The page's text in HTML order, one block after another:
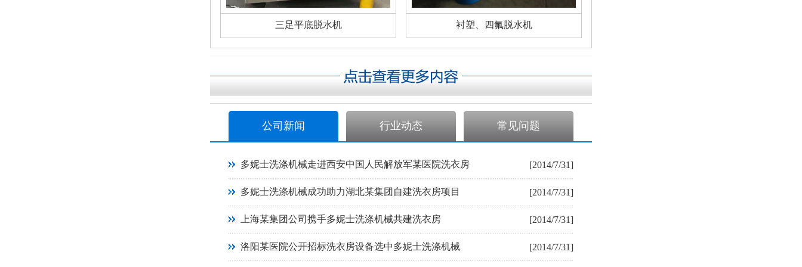
三足平底脱水机 衬塑、四氟脱水机
公司新闻 行业动态 常见问题
多妮士洗涤机械走进西安中国人民解放军某医院洗衣房 [2014/7/31]
多妮士洗涤机械成功助力湖北某集团自建洗衣房项目 [2014/7/31]
上海某集团公司携手多妮士洗涤机械共建洗衣房 [2014/7/31]
洛阳某医院公开招标洗衣房设备选中多妮士洗涤机械 [2014/7/31]